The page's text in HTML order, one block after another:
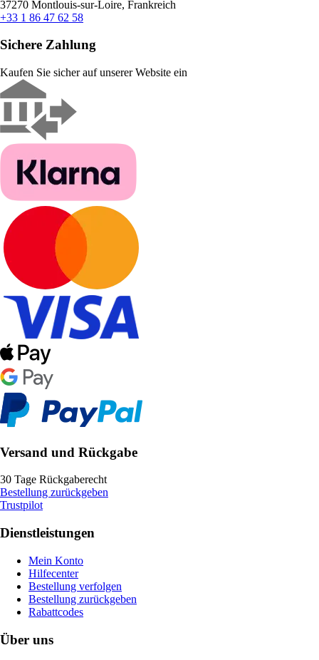
37270 Montlouis-sur-Loire, Frankreich
+33 1 86 47 62 58
Sichere Zahlung
Kaufen Sie sicher auf unserer Website ein
Versand und Rückgabe
30 Tage Rückgaberecht
Bestellung zurückgeben
Trustpilot
Dienstleistungen
Mein Konto
Hilfecenter
Bestellung verfolgen
Bestellung zurückgeben
Rabattcodes
Über uns